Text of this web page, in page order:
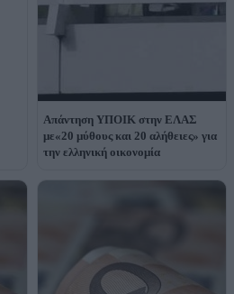
Απάντηση ΥΠΟΙΚ στην ΕΛΑΣ
με«20 μύθους και 20 αλήθειες» για
την ελληνική οικονομία